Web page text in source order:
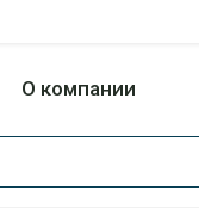
О компании